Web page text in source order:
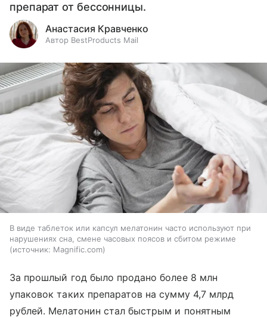
препарат от бессонницы.
Анастасия Кравченко
Автор BestProducts Mail
В виде таблеток или капсул мелатонин часто используют при
нарушениях сна, смене часовых поясов и сбитом режиме
источник: Magnific.com
За прошлый год было продано более 8 млн
упаковок таких препаратов на сумму 4,7 млрд
рублей. Мелатонин стал быстрым и понятным